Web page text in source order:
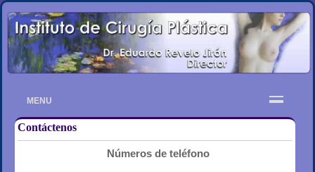
MENU
Contáctenos
Números de teléfono